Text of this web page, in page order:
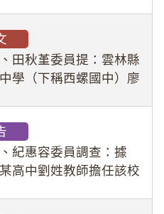
功能，不僅首份調查報
生不
田秋堇委員提：雲林縣
學（下稱西螺國中）廖
等行為，歷經該校校園
（下
紀惠容委員調查：據
高中劉姓教師擔任該校